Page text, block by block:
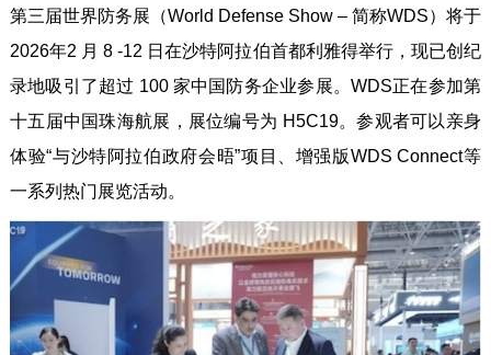
第三届世界防务展（World Defense Show – 简称WDS）将于
2026年2 月 8 -12 日在沙特阿拉伯首都利雅得举行，现已创纪
录地吸引了超过 100 家中国防务企业参展。WDS正在参加第
十五届中国珠海航展，展位编号为 H5C19。参观者可以亲身
体验“与沙特阿拉伯政府会晤”项目、增强版WDS Connect等
一系列热门展览活动。